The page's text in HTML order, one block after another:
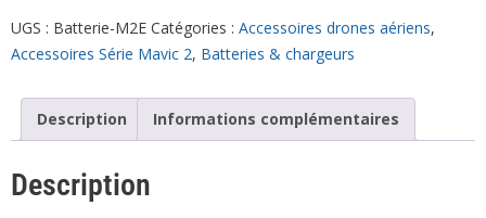
UGS : Batterie-M2E Catégories : Accessoires drones aériens,
Accessoires Série Mavic 2, Batteries & chargeurs
Description Informations complémentaires
Description